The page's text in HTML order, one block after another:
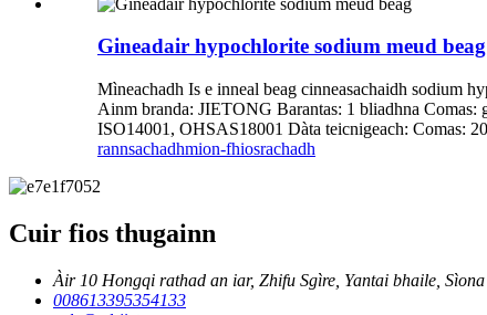
Gineadair hypochlorite sodium meud beag
Mìneachadh Is e inneal beag cinneasachaidh sodium
Ainm branda: JIETONG Barantas: 1 bliadhna Comas:
ISO14001, OHSAS18001 Dàta teicnigeach: Comas:
rannsachadhmion-fhiosrachadh
Cuir fios thugainn
Àir 10 Hongqi rathad an iar, Zhifu Sgìre, Yantai bhaile, Sìona
008613395354133